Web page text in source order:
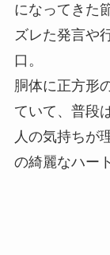
になってきた
ズレた発言や
口。
胴体に正方形
ていて、普段
人の気持ちが
の綺麗なハー